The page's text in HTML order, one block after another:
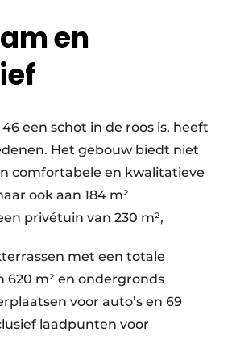
en
een schot in de roos is, heeft
Het gebouw biedt niet
comfortabele en kwalitatieve
ook aan 184 m²
privétuin van 230 m²,
met een totale
620 m² en ondergronds
voor auto’s en 69
laadpunten voor